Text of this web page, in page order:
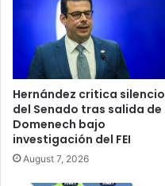
Hernández critica silencio
del Senado tras salida de
Domenech bajo
investigación del FEI
August 7, 2026